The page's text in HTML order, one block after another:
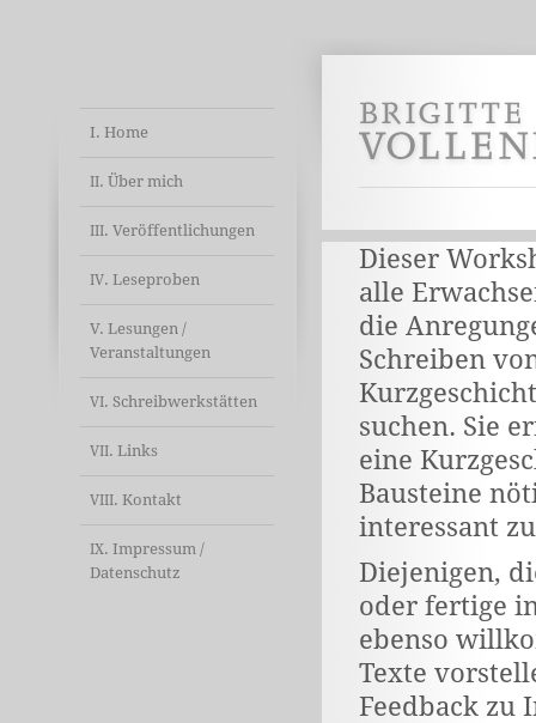
I. Home
II. Über mich
III. Veröffentlichungen
IV. Leseproben
V. Lesungen /
Veranstaltungen
VI. Schreibwerkstätten
VII. Links
VIII. Kontakt
IX. Impressum /
Datenschutz
Dieser
alle
die
Schreiben
suchen. Sie
eine
Bausteine
interessant
Diejenigen,
oder fertige
ebenso
Texte
Feedback zu